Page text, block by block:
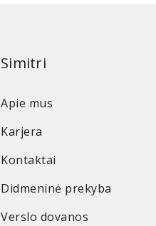
Simitri
Apie mus
Karjera
Kontaktai
Didmeninė prekyba
Verslo dovanos